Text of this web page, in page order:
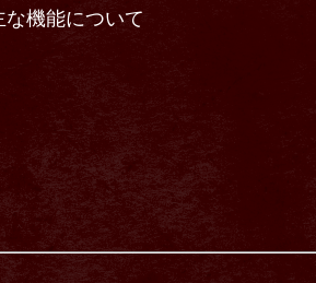
機能について